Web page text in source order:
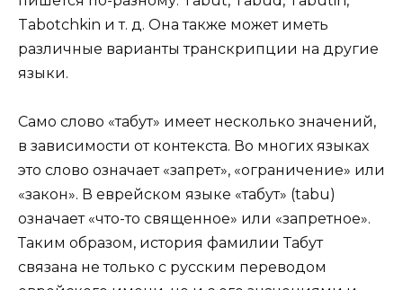
Tabotchkin и т. д. Она также может иметь
различные варианты транскрипции на другие
языки.
Само слово «табут» имеет несколько значений,
в зависимости от контекста. Во многих языках
это слово означает «запрет», «ограничение» или
«закон». В еврейском языке «табут» (tabu)
означает «что-то священное» или «запретное».
Таким образом, история фамилии Табут
связана не только с русским переводом